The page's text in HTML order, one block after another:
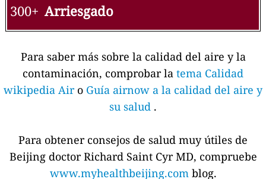
300+ Arriesgado
Para saber más sobre la calidad del aire y la
contaminación, comprobar la tema Calidad
wikipedia Air o Guía airnow a la calidad del aire y
su salud .
Para obtener consejos de salud muy útiles de
Beijing doctor Richard Saint Cyr MD, compruebe
www.myhealthbeijing.com blog.